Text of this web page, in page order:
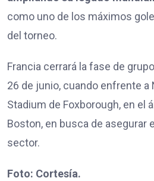
como uno de los máximos
del torneo.
Francia cerrará la fase de
26 de junio, cuando enfrente a
Stadium de Foxborough, en el
Boston, en busca de asegurar
sector.
Foto: Cortesía.